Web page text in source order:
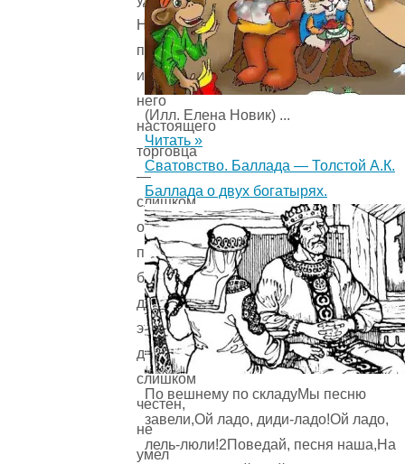
Не
получилось
из
него
настоящего
торговца
—
слишком
он
прост
был
для
этого
дела,
слишком
честен,
не
умел
(Илл. Елена Новик) ...
Читать »
Сватовство. Баллада — Толстой А.К.
Баллада о двух богатырях.
По вешнему по складуМы песню
завели,Ой ладо, диди-ладо!Ой ладо,
лель-люли!2Поведай, песня наша,На